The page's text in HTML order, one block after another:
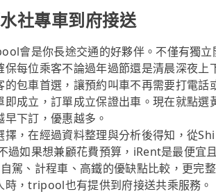
社專車到府接送
會是你長途交通的好夥伴。不僅有獨立
每位乘客不論過年過節還是清晨深夜上
包車首選，讓預約叫車不再需要打電話
成立，訂單成立保證出車。現在就點選
下訂，優惠越多。
，在經過資料整理與分析後得知，從
如果想兼顧花費預算，iRent是最便宜
駕、計程車、高鐵的優缺點比較，更完
，tripool也有提供到府接送共乘服務。